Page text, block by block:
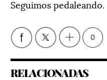
Seguimos pedaleando.
0
RELACIONADAS